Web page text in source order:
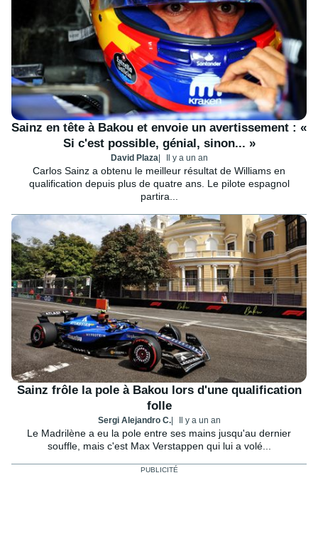
Sainz en tête à Bakou et envoie un avertissement : «
Si c'est possible, génial, sinon... »
David Plaza Il y a un an
Carlos Sainz a obtenu le meilleur résultat de Williams en
qualification depuis plus de quatre ans. Le pilote espagnol
partira...
Sainz frôle la pole à Bakou lors d'une qualification
folle
Sergi Alejandro C. Il y a un an
Le Madrilène a eu la pole entre ses mains jusqu'au dernier
souffle, mais c'est Max Verstappen qui lui a volé...